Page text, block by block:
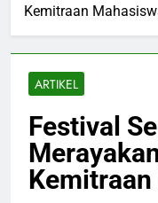
Kemitraan
ARTIKEL
Festival